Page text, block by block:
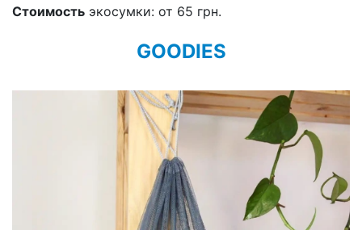
Стоимость экосумки: от 65 грн.
GOODIES